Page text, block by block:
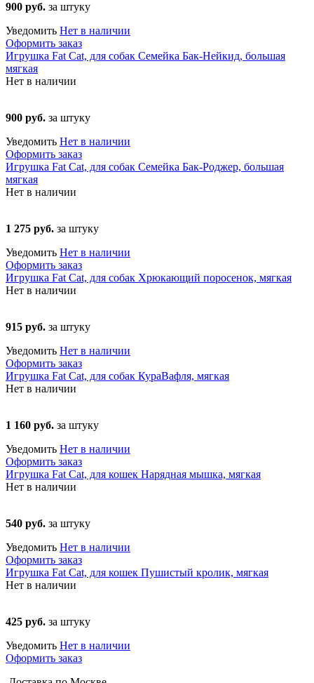
900 руб. за штуку
Уведомить Нет в наличии
Оформить заказ
Игрушка Fat Cat, для собак Семейка Бак-Нейкид, большая
мягкая
Нет в наличии
900 руб. за штуку
Уведомить Нет в наличии
Оформить заказ
Игрушка Fat Cat, для собак Семейка Бак-Роджер, большая
мягкая
Нет в наличии
1 275 руб. за штуку
Уведомить Нет в наличии
Оформить заказ
Игрушка Fat Cat, для собак Хрюкающий поросенок, мягкая
Нет в наличии
915 руб. за штуку
Уведомить Нет в наличии
Оформить заказ
Игрушка Fat Cat, для собак КураВафля, мягкая
Нет в наличии
1 160 руб. за штуку
Уведомить Нет в наличии
Оформить заказ
Игрушка Fat Cat, для кошек Нарядная мышка, мягкая
Нет в наличии
540 руб. за штуку
Уведомить Нет в наличии
Оформить заказ
Игрушка Fat Cat, для кошек Пушистый кролик, мягкая
Нет в наличии
425 руб. за штуку
Уведомить Нет в наличии
Оформить заказ